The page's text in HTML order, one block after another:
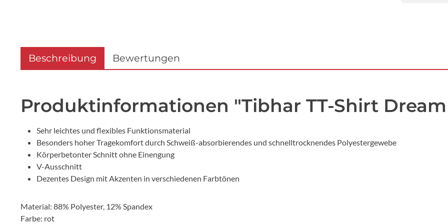
Beschreibung Bewertungen
Produktinformationen "Tibhar TT-Shirt
Sehr leichtes und flexibles Funktionsmaterial
Besonders hoher Tragekomfort durch Schweiß-absorbierendes und schnelltrocknendes Polyestergewebe
Körperbetonter Schnitt ohne Einengung
V-Ausschnitt
Dezentes Design mit Akzenten in verschiedenen Farbtönen
Material: 88% Polyester, 12% Spandex
Farbe: rot